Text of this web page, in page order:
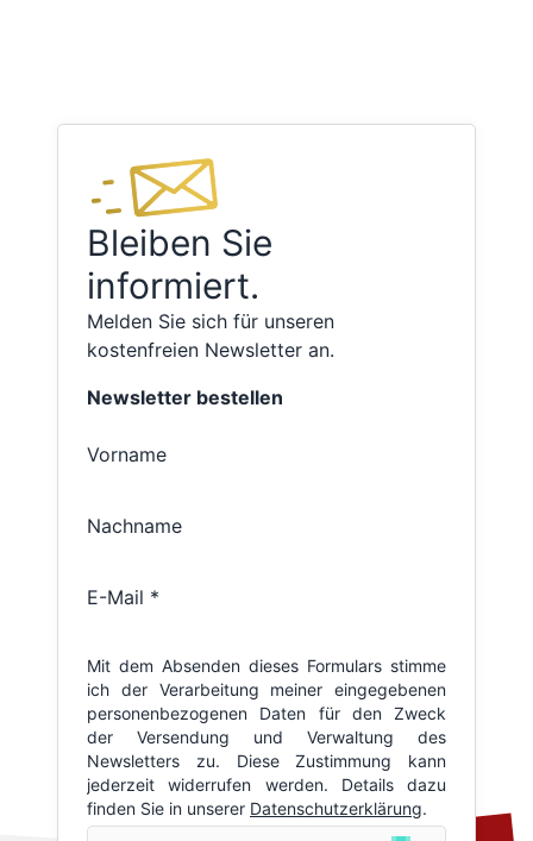
Bleiben Sie
informiert.
Melden Sie sich für unseren
kostenfreien Newsletter an.